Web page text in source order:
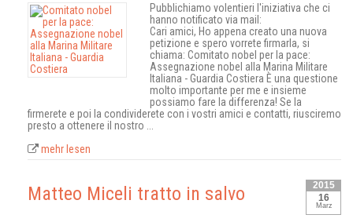
Pubblichiamo volentieri l'iniziativa che ci
hanno notificato via mail:
Cari amici, Ho appena creato una nuova
petizione e spero vorrete firmarla, si
chiama: Comitato nobel per la pace:
Assegnazione nobel alla Marina Militare
Italiana - Guardia Costiera È una questione
molto importante per me e insieme
possiamo fare la differenza! Se la
firmerete e poi la condividerete con i vostri amici e contatti, riusciremo
presto a ottenere il nostro ...
mehr lesen
2015
16
Marz
Matteo Miceli tratto in salvo